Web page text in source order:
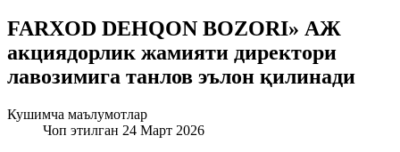
FARXOD DEHQON BOZORI» АЖ
акциядорлик жамияти директори
лавозимига танлов эълон қилинади
Кушимча маълумотлар
Чоп этилган 24 Март 2026